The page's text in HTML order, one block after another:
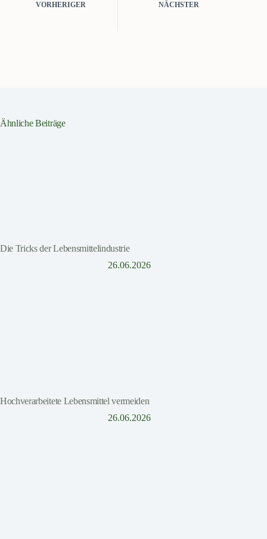
VORHERIGER NÄCHSTER
Ähnliche Beiträge
Die Tricks der Lebensmittelindustrie
26.06.2026
Hochverarbeitete Lebensmittel vermeiden
26.06.2026